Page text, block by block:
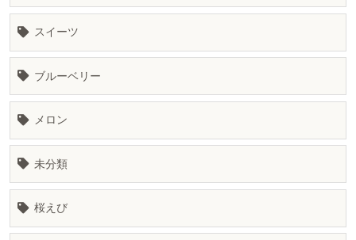
スイーツ
ブルーベリー
メロン
未分類
桜えび